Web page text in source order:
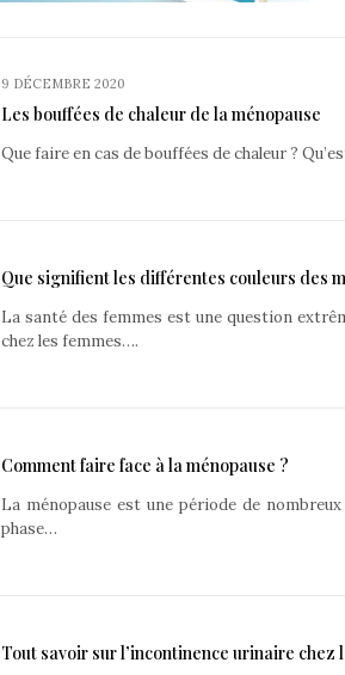
9 DÉCEMBRE 2020
Les bouffées de chaleur de la ménopause
Que faire en cas de bouffées de chaleur ?
Que signifient les différentes couleurs des
La santé des femmes est une question
chez les femmes….
Comment faire face à la ménopause ?
La ménopause est une période de
phase…
Tout savoir sur l’incontinence urinaire chez